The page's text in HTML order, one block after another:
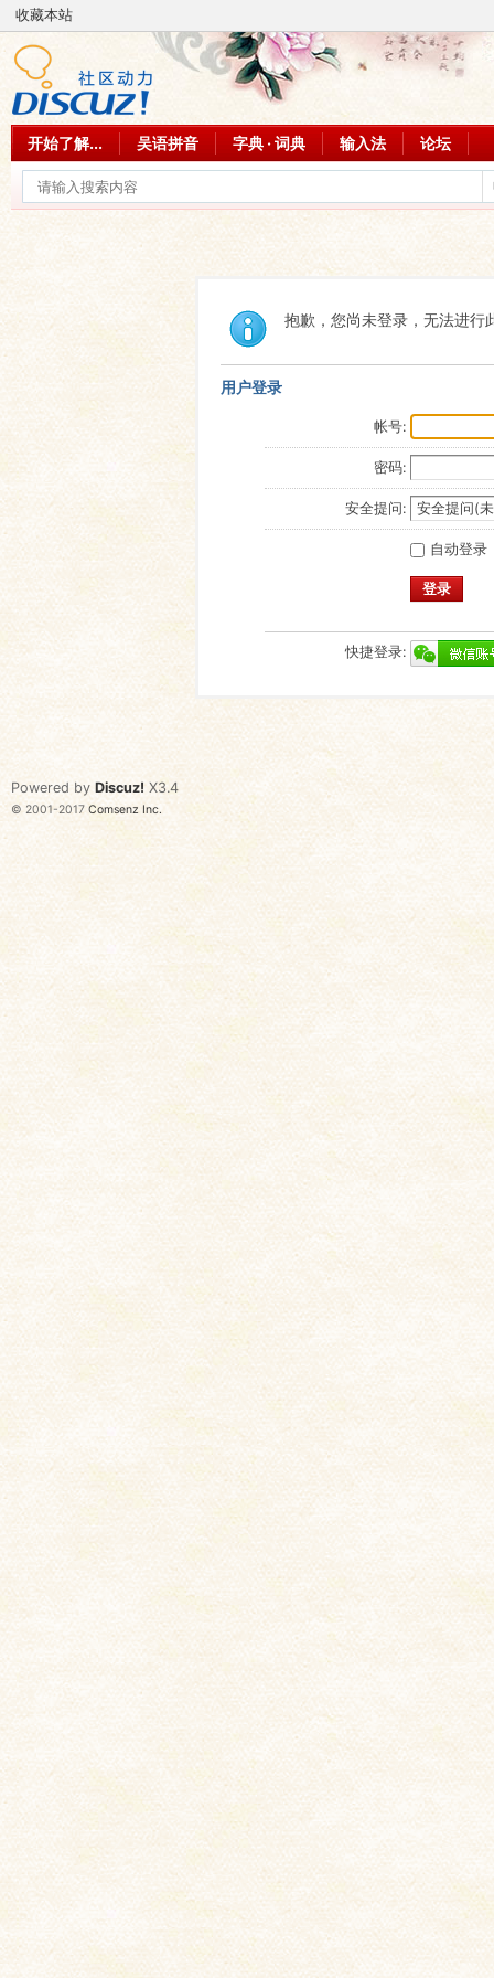
收藏本站
开始了解... 吴语拼音 字典 · 词典 输入法 论坛
抱歉，您尚未登录，无法进行
用户登录
帐号:
密码:
安全提问:
自动登录
登录
快捷登录:
Powered by Discuz! X3.4
© 2001-2017 Comsenz Inc.